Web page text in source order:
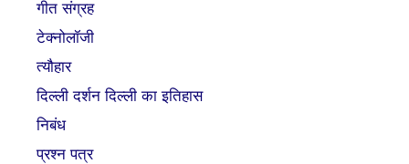
गीत संग्रह
टेक्नोलॉजी
त्यौहार
दिल्ली दर्शन दिल्ली का इतिहास
निबंध
प्रश्न पत्र